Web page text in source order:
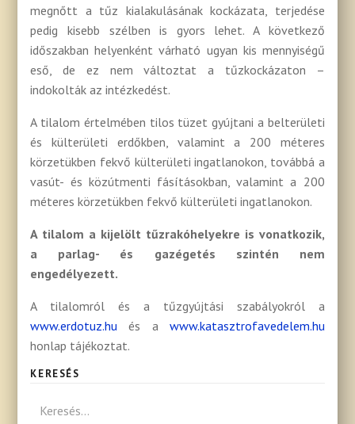
megnőtt a tűz kialakulásának kockázata, terjedése
pedig kisebb szélben is gyors lehet. A következő
időszakban helyenként várható ugyan kis mennyiségű
eső, de ez nem változtat a tűzkockázaton –
indokolták az intézkedést.
A tilalom értelmében tilos tüzet gyújtani a belterületi
és külterületi erdőkben, valamint a 200 méteres
körzetükben fekvő külterületi ingatlanokon, továbbá a
vasút- és közútmenti fásításokban, valamint a 200
méteres körzetükben fekvő külterületi ingatlanokon.
A tilalom a kijelölt tűzrakóhelyekre is vonatkozik,
a parlag- és gazégetés szintén nem
engedélyezett.
A tilalomról és a tűzgyújtási szabályokról a
www.erdotuz.hu és a www.katasztrofavedelem.hu
honlap tájékoztat.
KERESÉS